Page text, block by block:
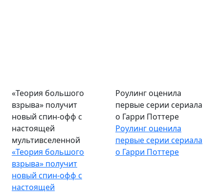
«Теория большого
взрыва» получит
новый спин-офф с
настоящей
мультивселенной
«Теория большого
взрыва» получит
новый спин-офф с
настоящей
Роулинг оценила
первые серии сериала
о Гарри Поттере
Роулинг оценила
первые серии сериала
о Гарри Поттере